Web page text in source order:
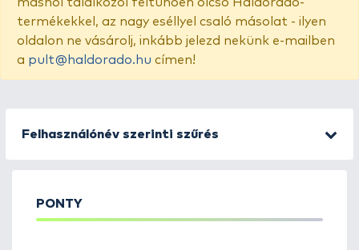
termékekkel, az nagy eséllyel csaló másolat - ilyen
oldalon ne vásárolj, inkább jelezd nekünk e-mailben
a pult@haldorado.hu címen!
Felhasználónév szerinti szűrés
PONTY